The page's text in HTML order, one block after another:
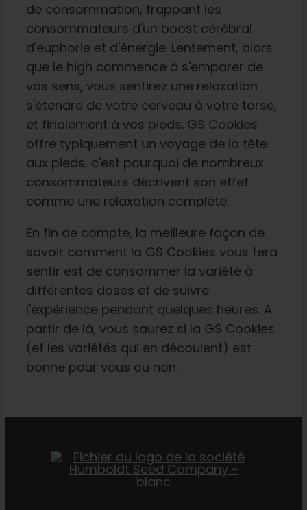
de consommation, frappant les
consommateurs d'un boost cérébral
d'euphorie et d'énergie. Lentement, alors
que le high commence à s'emparer de
vos sens, vous sentirez une relaxation
s'étendre de votre cerveau à votre torse,
et finalement à vos pieds. GS Cookies
offre typiquement un voyage de la tête
aux pieds, c'est pourquoi de nombreux
consommateurs décrivent son effet
comme une relaxation complète.
En fin de compte, la meilleure façon de
savoir comment la GS Cookies vous fera
sentir est de consommer la variété à
différentes doses et de suivre
l'expérience pendant quelques heures. A
partir de là, vous saurez si la GS Cookies
(et les variétés qui en découlent) est
bonne pour vous ou non.